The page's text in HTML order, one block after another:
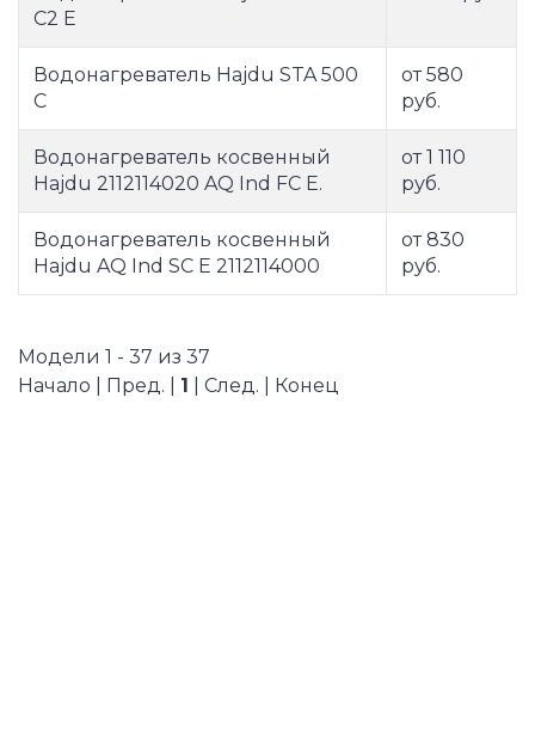
C2 E
Водонагреватель Hajdu STA 500
C
от 580
руб.
Водонагреватель косвенный
Hajdu 2112114020 AQ Ind FC E.
от 1 110
руб.
Водонагреватель косвенный
Hajdu AQ Ind SC E 2112114000
от 830
руб.
Модели 1 - 37 из 37
Начало | Пред. | 1 | След. | Конец